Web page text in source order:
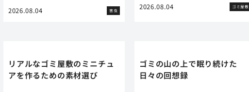
2026.08.04 害虫 2026.08.04 ゴミ屋敷
リアルなゴミ屋敷のミニチュ
アを作るための素材選び
ゴミの山の上で眠り続けた
日々の回想録